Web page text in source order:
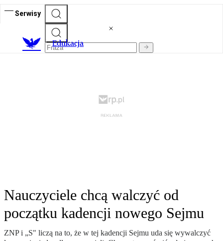
Serwisy
Edukacja
Nauczyciele chcą walczyć od
początku kadencji nowego Sejmu
ZNP i „S" liczą na to, że w tej kadencji Sejmu uda się wywalczyć